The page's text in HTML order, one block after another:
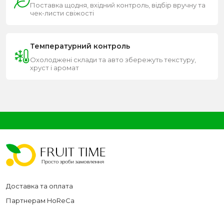
Поставка щодня, вхідний контроль, відбір вручну та
чек-листи свіжості
Температурний контроль
Охолоджені склади та авто збережуть текстуру,
хруст і аромат
Доставка та оплата
Партнерам HoReCa